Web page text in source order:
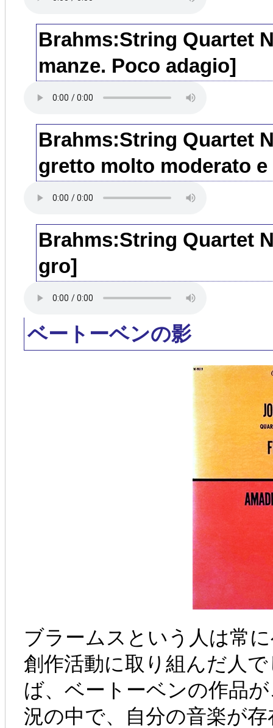
Brahms:String Quartet
manze. Poco adagio]
Brahms:String Quartet
gretto molto moderato
Brahms:String Quartet
gro]
ベートーベンの影
ブラームスという人は常
創作活動に取り組んだ人
ば、ベートーベンの作品
況の中で、自分の音楽が